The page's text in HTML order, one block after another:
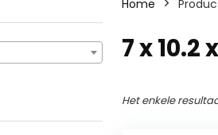
Home
‎7 x 10.2
Het enkele